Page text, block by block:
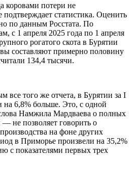
коровами потери не
статистика. Оценить
по данным Росстата. По
с 1 апреля 2025 года по 1 апреля
рогатого скота в Бурятии
составляют примерно половину
134,4 тысячи.
все того же отчета, в Бурятии за I
на 6,8% больше. Это, с одной
Намжила Мардваева о полных
не позволяет говорить о
на фоне других
в Приморье произвели на 35,2%
с показателями первых трех